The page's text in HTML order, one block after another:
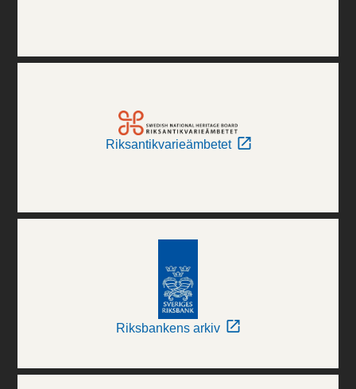
Riksantikvarieämbetet
Riksbankens arkiv